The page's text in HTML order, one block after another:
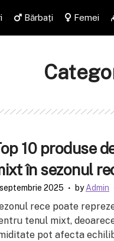
Bărbați Femei
10 produse
în sezonul
2025 byAdmin
rece poate
tenul mixt,
pot afecta